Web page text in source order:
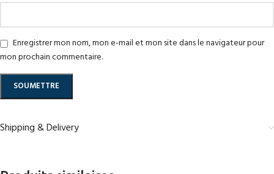
Enregistrer mon nom, mon e-mail et mon site dans le navigateur pour
mon prochain commentaire.
Shipping & Delivery